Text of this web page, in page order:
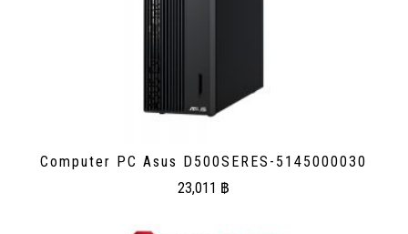
Computer PC Asus D500SERES-5145000030
23,011 ฿